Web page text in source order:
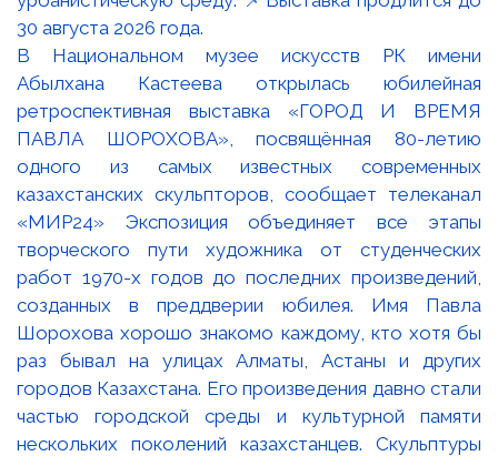
В Национальном музее искусств РК имени
Абылхана Кастеева открылась юбилейная
ретроспективная выставка «ГОРОД И ВРЕМЯ
ПАВЛА ШОРОХОВА», посвящённая 80-летию
одного из самых известных современных
казахстанских скульпторов, сообщает телеканал
«МИР24» Экспозиция объединяет все этапы
творческого пути художника от студенческих
работ 1970-х годов до последних произведений,
созданных в преддверии юбилея. Имя Павла
Шорохова хорошо знакомо каждому, кто хотя бы
раз бывал на улицах Алматы, Астаны и других
городов Казахстана. Его произведения давно стали
частью городской среды и культурной памяти
нескольких поколений казахстанцев. Скульптуры